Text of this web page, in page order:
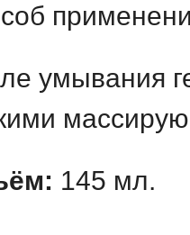
умывания
145 мл.